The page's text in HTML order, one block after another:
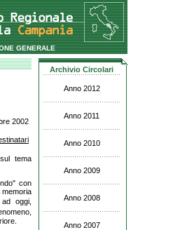
GENERALE
2002
tema
con
memoria
oggi,
Archivio Circolari
Anno 2012
Anno 2011
Anno 2010
Anno 2009
Anno 2008
Anno 2007